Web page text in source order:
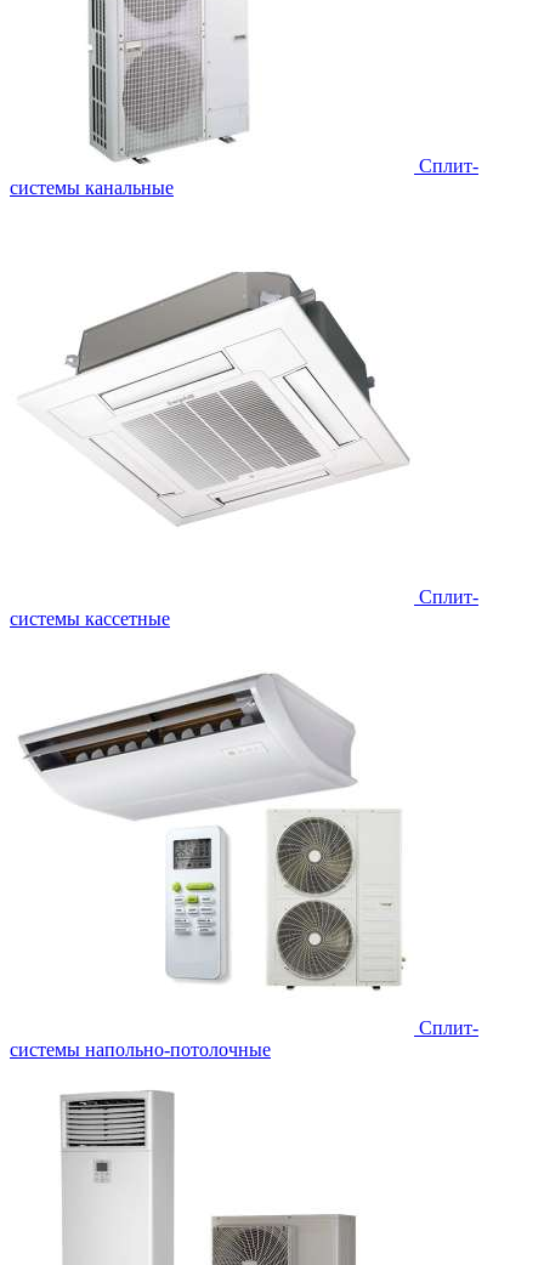
Сплит-
системы канальные
Сплит-
системы кассетные
Сплит-
системы напольно-потолочные